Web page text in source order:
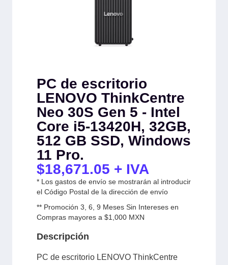
PC de escritorio
LENOVO ThinkCentre
Neo 30S Gen 5 - Intel
Core i5-13420H, 32GB,
512 GB SSD, Windows
11 Pro.
$18,671.05 + IVA
* Los gastos de envío se mostrarán al introducir
el Código Postal de la dirección de envío
** Promoción 3, 6, 9 Meses Sin Intereses en
Compras mayores a $1,000 MXN
Descripción
PC de escritorio LENOVO ThinkCentre